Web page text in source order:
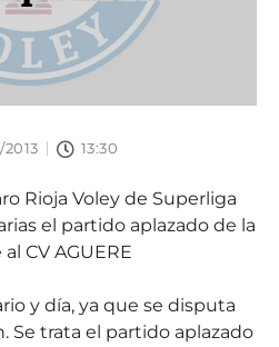
2013 13:30
Rioja Voley de Superliga
el partido aplazado de la
CV AGUERE
y día, ya que se disputa
Se trata el partido aplazado